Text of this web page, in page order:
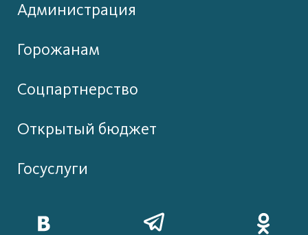
Администрация
Горожанам
Соцпартнерство
Открытый бюджет
Госуслуги